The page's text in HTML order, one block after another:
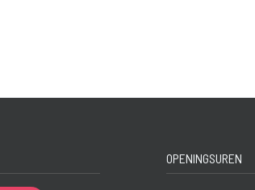
OPENINGSUREN